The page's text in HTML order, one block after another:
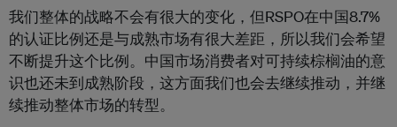
我们整体的战略不会有很大的变化，但RSPO在中国8.7%
的认证比例还是与成熟市场有很大差距，所以我们会希望
不断提升这个比例。中国市场消费者对可持续棕榈油的意
识也还未到成熟阶段，这方面我们也会去继续推动，并继
续推动整体市场的转型。